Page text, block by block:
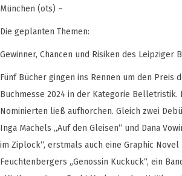
München (ots) –
Die geplanten Themen:
Gewinner, Chancen und Risiken des Leipziger
Fünf Bücher gingen ins Rennen um den Preis
Buchmesse 2024 in der Kategorie Belletristik.
Nominierten ließ aufhorchen. Gleich zwei
Inga Machels „Auf den Gleisen“ und Dana
im Ziplock“, erstmals auch eine Graphic Novel
Feuchtenbergers „Genossin Kuckuck“, ein